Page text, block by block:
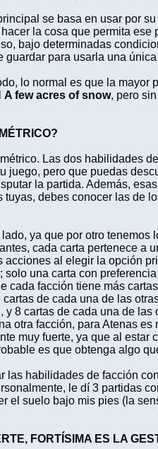
se basa en usar por
la cosa que permita
bajo determinadas
guardar para usarla una
lo normal es que la mayor
A few acres of snow, pero
Las dos habilidades
juego, pero que puedas
la partida. Además,
tuyas, debes conocer las de
lado, ya que por otro
cada carta pertenece a
acciones al elegir la opción
solo una carta con
cada facción tiene más
cartas de cada una de las
y 8 cartas de cada una de las
otra facción, para Atenas
muy fuerte, ya que al estar
es que obtenga algo
las habilidades de facción
le dí 3 partidas
el suelo bajo mis pies (la
FORTÍSIMA ES LA